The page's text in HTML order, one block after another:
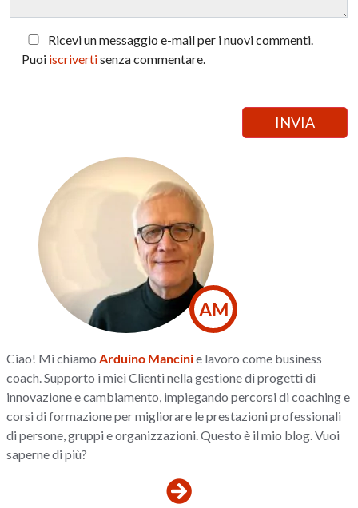
Ricevi un messaggio e-mail per i nuovi commenti.
Puoi iscrivertisenza commentare.
AM
Ciao! Mi chiamoArduino Mancinie lavoro come business
coach. Supporto i miei Clienti nella gestione di progetti di
innovazione e cambiamento, impiegando percorsi di coaching e
corsi di formazione per migliorare le prestazioni professionali
di persone, gruppi e organizzazioni. Questo è il mio blog. Vuoi
saperne di più?